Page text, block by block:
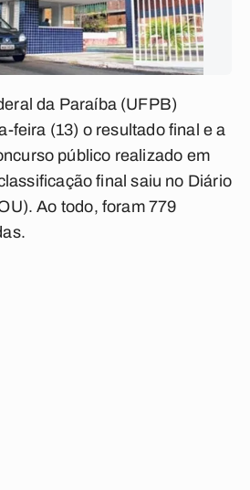
da Paraíba (UFPB)
feira (13) o resultado final e a
público realizado em
final saiu no Diário
Ao todo, foram 779